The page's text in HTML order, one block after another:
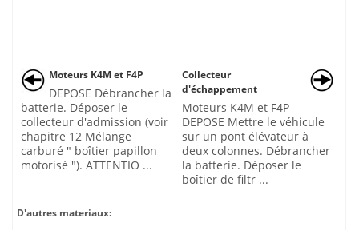
Moteurs K4M et F4P
DEPOSE Débrancher la
batterie. Déposer le
collecteur d'admission (voir
chapitre 12 Mélange
carburé " boîtier papillon
motorisé "). ATTENTIO ...
Collecteur
d'échappement
Moteurs K4M et F4P
DEPOSE Mettre le véhicule
sur un pont élévateur à
deux colonnes. Débrancher
la batterie. Déposer le
boîtier de filtr ...
D'autres materiaux: